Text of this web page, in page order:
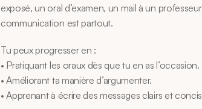
exposé, un oral d’examen, un mail à un
communication est partout.
Tu peux progresser en :
• Pratiquant les oraux dès que tu en as l’occasion.
• Améliorant ta manière d’argumenter.
• Apprenant à écrire des messages clairs et